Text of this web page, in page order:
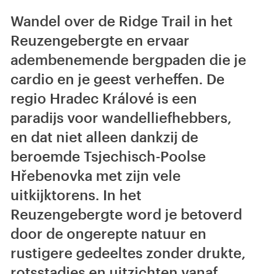
Wandel over de Ridge Trail in het
Reuzengebergte en ervaar
adembenemende bergpaden die je
cardio en je geest verheffen. De
regio Hradec Králové is een
paradijs voor wandelliefhebbers,
en dat niet alleen dankzij de
beroemde Tsjechisch-Poolse
Hřebenovka met zijn vele
uitkijktorens. In het
Reuzengebergte word je betoverd
door de ongerepte natuur en
rustigere gedeeltes zonder drukte,